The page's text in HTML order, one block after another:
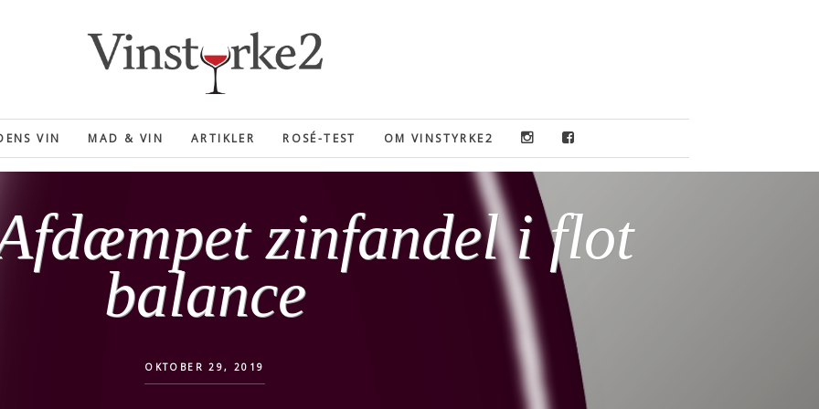
VIN MAD & VIN ARTIKLER ROSÉ-TEST OM VINSTYRKE2
zinfandel i flot
balance
OKTOBER 29, 2019